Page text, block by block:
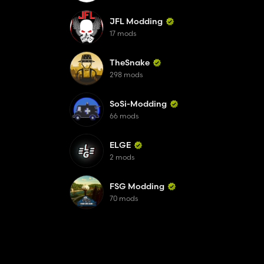
JFL Modding
17 mods
TheSnake
298 mods
SoSi-Modding
66 mods
ELGE
2 mods
FSG Modding
70 mods